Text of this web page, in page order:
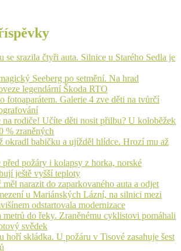
se srazila čtyři auta. Silnice u Starého Sedla je
Seeberg po setmění. Na hrad
legendární Škoda RTO
fotoaparátem. Galerie 4 zve děti na tvůrčí
na rodiče! Učíte děti nosit přilbu? U koloběžek
% zraněných
okradl babičku a ujížděl hlídce. Hrozí mu až
požáry i kolapsy z horka, norské
ještě vyšší teploty
narazit do zaparkovaného auta a odjet
u Mariánských Lázní, na silnici mezi
odstartovala modernizace
metrů do řeky. Zraněnému cyklistovi pomáhali
svědek
hoří skládka. U požáru v Tisové zasahuje šest